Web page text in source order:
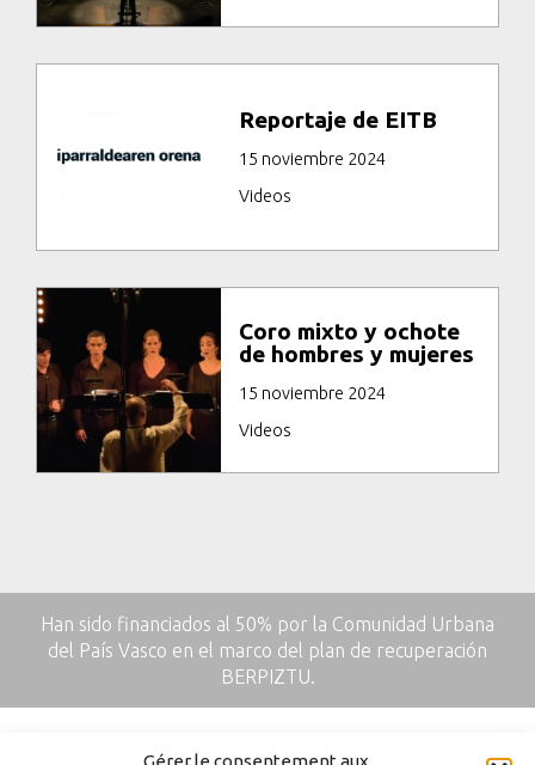
Gérer le consentement aux
Reportaje de EITB
15 noviembre 2024
Videos
Coro mixto y ochote
de hombres y mujeres
15 noviembre 2024
Videos
Han sido financiados al 50% por la Comunidad Urbana
del País Vasco en el marco del plan de recuperación
BERPIZTU.